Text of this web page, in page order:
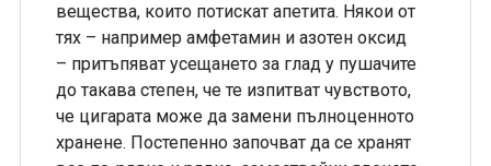
вещества, които потискат апетита. Някои от
тях – например амфетамин и азотен оксид
– притъпяват усещането за глад у пушачите
до такава степен, че те изпитват чувството,
че цигарата може да замени пълноценното
хранене. Постепенно започват да се хранят